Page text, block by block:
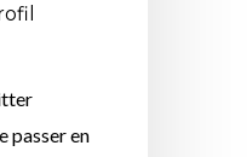
passer en